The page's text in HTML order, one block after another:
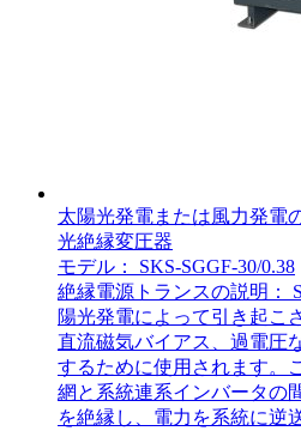
太陽光発電または風力発電
光絶縁変圧器
モデル： SKS-SGGF-30/0.38
絶縁電源トランスの説明：
陽光発電によって引き起こ
直流磁気バイアス、過電圧
するために使用されます。
網と系統連系インバータの
を絶縁し、電力を系統に逆